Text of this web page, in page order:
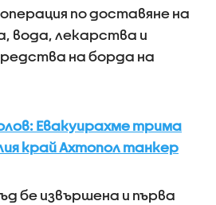
по доставяне на
вода, лекарства и
на борда на
Евакуирахме трима
край Ахтопол танкер
бе извършена и първа